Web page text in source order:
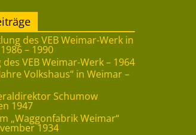
des VEB Weimar-Werk in
– 1990
VEB Weimar-Werk – 1964
Volkshaus“ in Weimar –
Schumow
1947
„Waggonfabrik Weimar“
1934